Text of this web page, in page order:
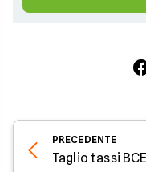
PRECEDENTE